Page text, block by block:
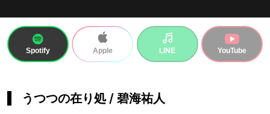
Spotify Apple LINE YouTube
うつつの在り処 / 碧海祐人